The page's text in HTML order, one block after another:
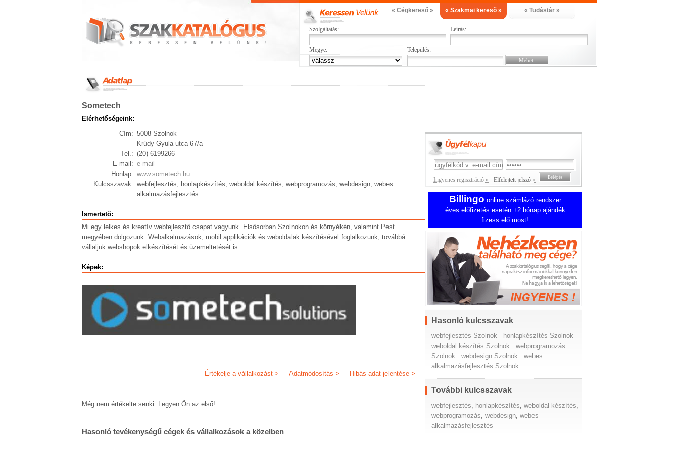
« Cégkereső » « Szakmai kereső » « Tudástár »
Szolgáltatás: Leírás:
Megye: Település:
Sometech
Elérhetőségeink:
Cím: 5008 Szolnok
Krúdy Gyula utca 67/a
Tel.: (20) 6199266
E-mail: e-mail
Honlap: www.sometech.hu
Kulcsszavak: webfejlesztés, honlapkészítés, weboldal készítés, webprogramozás, webdesign, webes
alkalmazásfejlesztés
Ismertető:
Mi egy lelkes és kreatív webfejlesztő csapat vagyunk. Elsősorban Szolnokon és környékén, valamint Pest
megyében dolgozunk. Webalkalmazások, mobil applikációk és weboldalak készítésével foglalkozunk, továbbá
vállaljuk webshopok elkészítését és üzemeltetését is.
Képek:
Hibás adat jelentése >
Adatmódosítás >
Értékelje a vállalkozást >
Még nem értékelte senki. Legyen Ön az első!
Hasonló tevékenységű cégek és vállalkozások a közelben
Ingyenes regisztráció » Elfelejtett jelszó »
Billingo online számlázó rendszer
éves előfizetés esetén +2 hónap ajándék
fizess elő most!
Hasonló kulcsszavak
webfejlesztés Szolnok
honlapkészítés Szolnok
weboldal készítés Szolnok
webprogramozás
Szolnok
webdesign Szolnok
webes
alkalmazásfejlesztés Szolnok
További kulcsszavak
webfejlesztés, honlapkészítés,weboldal készítés,
webprogramozás,webdesign,webes
alkalmazásfejlesztés